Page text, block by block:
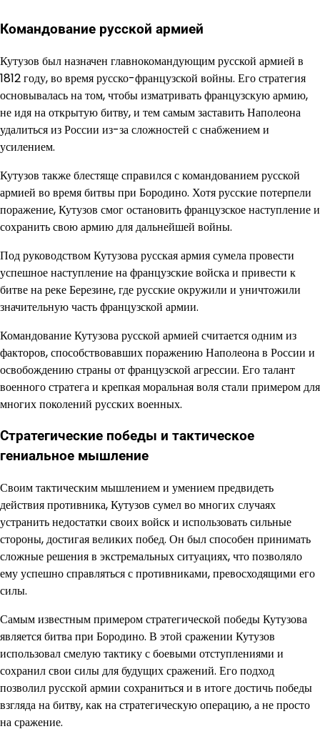
Командование русской армией
Кутузов был назначен главнокомандующим русской армией в
1812 году, во время русско-французской войны. Его стратегия
основывалась на том, чтобы изматривать французскую армию,
не идя на открытую битву, и тем самым заставить Наполеона
удалиться из России из-за сложностей с снабжением и
усилением.
Кутузов также блестяще справился с командованием русской
армией во время битвы при Бородино. Хотя русские потерпели
поражение, Кутузов смог остановить французское наступление и
сохранить свою армию для дальнейшей войны.
Под руководством Кутузова русская армия сумела провести
успешное наступление на французские войска и привести к
битве на реке Березине, где русские окружили и уничтожили
значительную часть французской армии.
Командование Кутузова русской армией считается одним из
факторов, способствовавших поражению Наполеона в России и
освобождению страны от французской агрессии. Его талант
военного стратега и крепкая моральная воля стали примером для
многих поколений русских военных.
Стратегические победы и тактическое
гениальное мышление
Своим тактическим мышлением и умением предвидеть
действия противника, Кутузов сумел во многих случаях
устранить недостатки своих войск и использовать сильные
стороны, достигая великих побед. Он был способен принимать
сложные решения в экстремальных ситуациях, что позволяло
ему успешно справляться с противниками, превосходящими его
силы.
Самым известным примером стратегической победы Кутузова
является битва при Бородино. В этой сражении Кутузов
использовал смелую тактику с боевыми отступлениями и
сохранил свои силы для будущих сражений. Его подход
позволил русской армии сохраниться и в итоге достичь победы
взгляда на битву, как на стратегическую операцию, а не просто
на сражение.